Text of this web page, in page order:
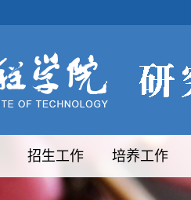
招生工作 培养工作